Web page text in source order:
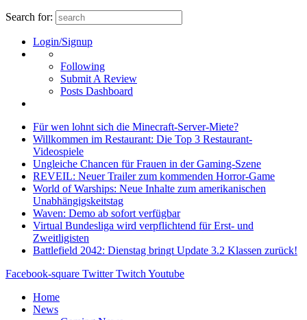
Search for:
Login/Signup
Following
Submit A Review
Posts Dashboard
Für wen lohnt sich die Minecraft-Server-Miete?
Willkommen im Restaurant: Die Top 3 Restaurant-
Videospiele
Ungleiche Chancen für Frauen in der Gaming-Szene
REVEIL: Neuer Trailer zum kommenden Horror-Game
World of Warships: Neue Inhalte zum amerikanischen
Unabhängigskeitstag
Waven: Demo ab sofort verfügbar
Virtual Bundesliga wird verpflichtend für Erst- und
Zweitligisten
Battlefield 2042: Dienstag bringt Update 3.2 Klassen zurück!
Facebook-square Twitter Twitch Youtube
Home
News